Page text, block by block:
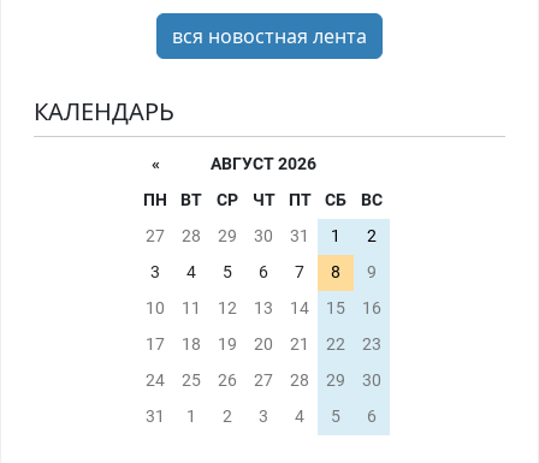
вся новостная лента
КАЛЕНДАРЬ
«
АВГУСТ 2026
ПН
ВТ СР ЧТ ПТ СБ
ВС
27
28 29 30 31 1
2
3
4 5 6 7 8
9
10
11 12 13 14 15
16
17
18 19 20 21 22
23
24
25 26 27 28 29
30
31
1 2 3 4 5 6